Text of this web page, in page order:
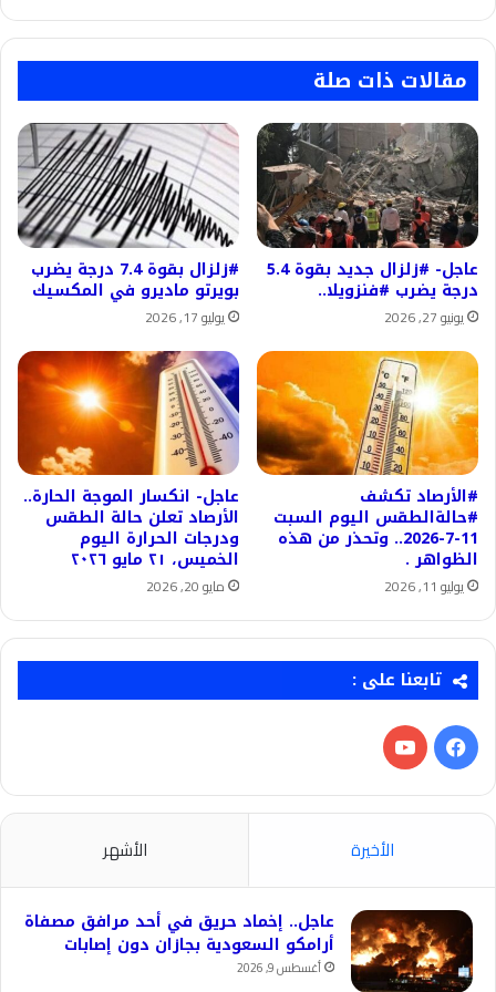
مقالات ذات صلة
عاجل- #زلزال جديد بقوة 5.4
درجة يضرب #فنزويلا..
يونيو 27, 2026
#زلزال بقوة 7.4 درجة يضرب
بويرتو ماديرو في المكسيك
يوليو 17, 2026
#الأرصاد تكشف
#حالةالطقس اليوم السبت
11-7-2026.. وتحذر من هذه
الظواهر .
يوليو 11, 2026
عاجل- انكسار الموجة الحارة..
الأرصاد تعلن حالة الطقس
ودرجات الحرارة اليوم
الخميس، ٢١ مايو ٢٠٢٦
مايو 20, 2026
تابعنا على :
فيسبوك‫YouTube
الأخيرة الأشهر
عاجل.. إخماد حريق في أحد مرافق مصفاة
أرامكو السعودية بجازان دون إصابات
أغسطس 9, 2026